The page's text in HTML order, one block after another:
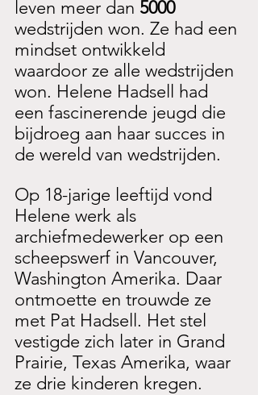
leven meer dan 5000
wedstrijden won. Ze had een
mindset ontwikkeld
waardoor ze alle wedstrijden
won. Helene Hadsell had
een fascinerende jeugd die
bijdroeg aan haar succes in
de wereld van wedstrijden.
Op 18-jarige leeftijd vond
Helene werk als
archiefmedewerker op een
scheepswerf in Vancouver,
Washington Amerika. Daar
ontmoette en trouwde ze
met Pat Hadsell. Het stel
vestigde zich later in Grand
Prairie, Texas Amerika, waar
ze drie kinderen kregen.